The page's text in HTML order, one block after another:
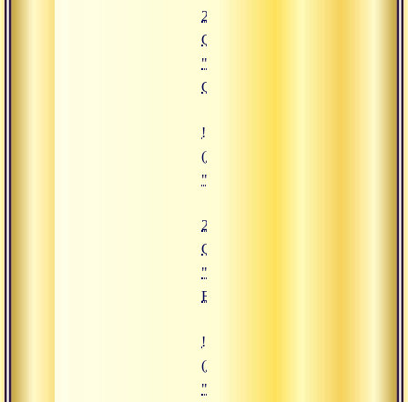
29.08.2019
Сатсанг
"Круговорот
Сансары"
![26.08.2019 Сатсанг "Творец
(https://www.advayta.org/upload/
"26.08.2019 Сатсанг "Творец
26.08.2019
Сатсанг
"Творец
Брахма"
![24.08.2019 Сатсанг "Четыре
(https://www.advayta.org/upload/
"24.08.2019 Сатсанг "Четыре